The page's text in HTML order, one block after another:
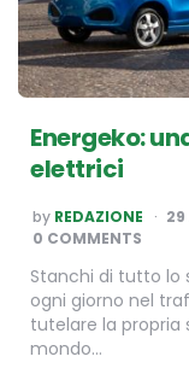
Energeko:
elettrici
POSTED
BY
by REDAZIONE 29
0 COMMENTS
Stanchi di tutto lo
ogni giorno nel
tutelare la propria
mondo…